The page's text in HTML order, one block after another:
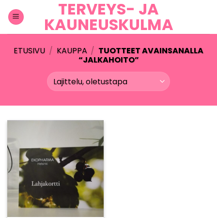
TERVEYS- JA
KAUNEUSKULMA
ETUSIVU / KAUPPA / TUOTTEET AVAINSANALLA
“JALKAHOITO”